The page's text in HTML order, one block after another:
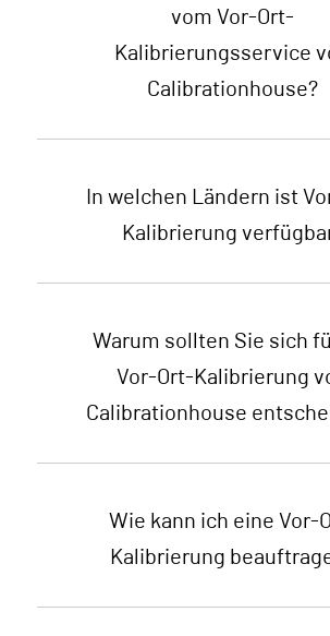
vom Vor-Ort-
Kalibrierungsservice
Calibrationhouse?
In welchen Ländern ist
Kalibrierung
Warum sollten Sie sich
Vor-Ort-Kalibrierung
Calibrationhouse
Wie kann ich eine Vor-
Kalibrierung